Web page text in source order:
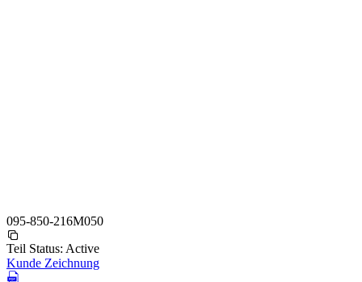
095-850-216M050
Teil Status: Active
Kunde Zeichnung